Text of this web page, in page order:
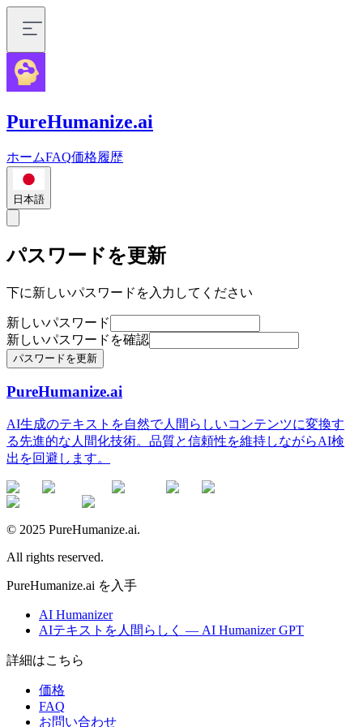
PureHumanize.ai
ホームFAQ価格履歴
日本語
パスワードを更新
下に新しいパスワードを入力してください
新しいパスワード
新しいパスワードを確認
パスワードを更新
PureHumanize.ai
AI生成のテキストを自然で人間らしいコンテンツに変換す
る先進的な人間化技術。品質と信頼性を維持しながらAI検
出を回避します。
© 2025 PureHumanize.ai.
All rights reserved.
PureHumanize.ai を入手
AI Humanizer
AIテキストを人間らしく — AI Humanizer GPT
詳細はこちら
価格
FAQ
お問い合わせ